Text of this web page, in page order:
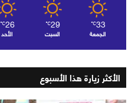
33
℃
الجمعة
29
℃
السبت
26
℃
الأحد
الأكثر زيارة هذا الأسبوع